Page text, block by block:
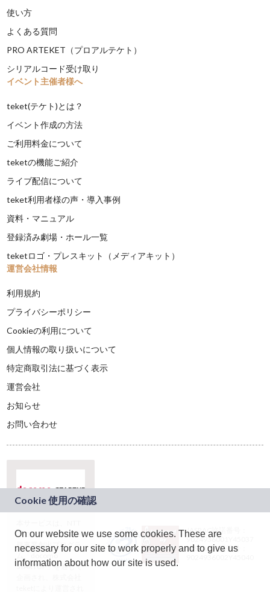
使い方
よくある質問
PRO ARTEKET（プロアルテケト）
シリアルコード受け取り
イベント主催者様へ
teket(テケト)とは？
イベント作成の方法
ご利用料金について
teketの機能ご紹介
ライブ配信について
teket利用者様の声・導入事例
資料・マニュアル
登録済み劇場・ホール一覧
teketロゴ・プレスキット（メディアキット）
運営会社情報
利用規約
プライバシーポリシー
Cookieの利用について
個人情報の取り扱いについて
特定商取引法に基づく表示
運営会社
お知らせ
お問い合わせ
ドコモグループの新
規事業創出プログラ
ム「docomo
STARTUP」を通じて
JASRAC許諾番号：
9024936001Y45037
JASRAC許諾番号：
On our website we use some cookies. These are
necessary for our site to work properly and to give us
information about how our site is used.